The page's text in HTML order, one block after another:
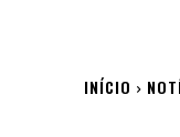
INÍCIO